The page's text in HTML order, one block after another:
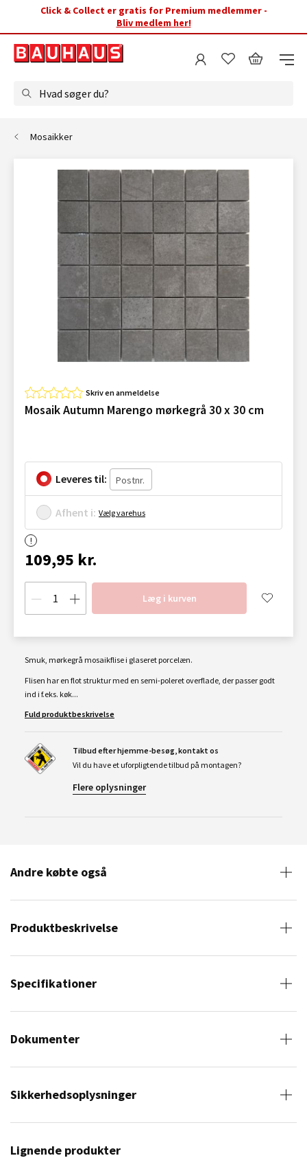
Click & Collect er gratis for Premium medlemmer -
Bliv medlem her!
Hvad søger du?
Mosaikker
Skriv en anmeldelse
Mosaik Autumn Marengo mørkegrå 30 x 30 cm
Leveres til:
Afhent i: Vælg varehus
109,95 kr.
Læg i kurven
Smuk, mørkegrå mosaikflise i glaseret porcelæn.
Flisen har en flot struktur med en semi-poleret overflade, der passer godt
ind i f.eks. køk...
Fuld produktbeskrivelse
Tilbud efter hjemme-besøg, kontakt os
Vil du have et uforpligtende tilbud på montagen?
Flere oplysninger
Andre købte også
Produktbeskrivelse
Specifikationer
Dokumenter
Sikkerhedsoplysninger
Lignende produkter